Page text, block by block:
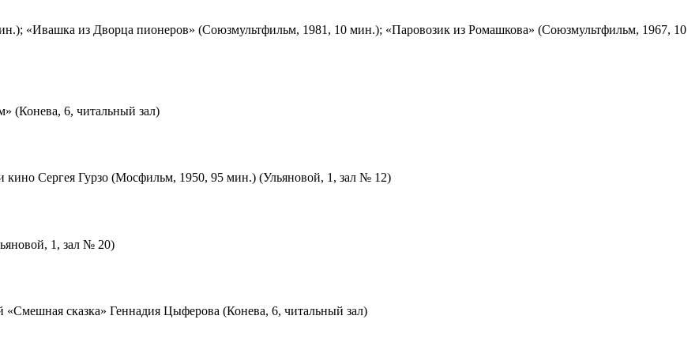
«Ивашка из Дворца пионеров» (Союзмультфильм, 1981, 10 мин.); «Паровозик из Ромашкова» (Союзмультфильм, 1967, 10
(Конева, 6, читальный зал)
кино Сергея Гурзо (Мосфильм, 1950, 95 мин.) (Ульяновой, 1, зал № 12)
1, зал № 20)
сказка» Геннадия Цыферова (Конева, 6, читальный зал)